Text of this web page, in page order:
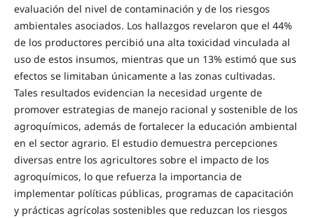
evaluación del nivel de contaminación y de los riesgos
ambientales asociados. Los hallazgos revelaron que el 44%
de los productores percibió una alta toxicidad vinculada al
uso de estos insumos, mientras que un 13% estimó que sus
efectos se limitaban únicamente a las zonas cultivadas.
Tales resultados evidencian la necesidad urgente de
promover estrategias de manejo racional y sostenible de los
agroquímicos, además de fortalecer la educación ambiental
en el sector agrario. El estudio demuestra percepciones
diversas entre los agricultores sobre el impacto de los
agroquímicos, lo que refuerza la importancia de
implementar políticas públicas, programas de capacitación
y prácticas agrícolas sostenibles que reduzcan los riesgos